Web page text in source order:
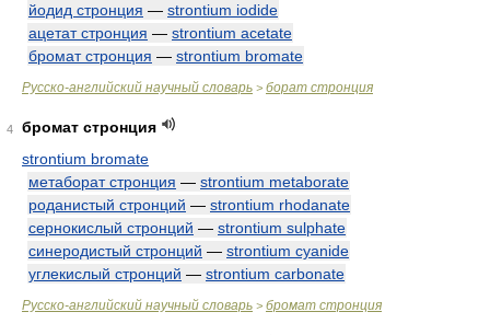
йодид стронция — strontium iodide
ацетат стронция — strontium acetate
бромат стронция — strontium bromate
Русско-английский научный словарь > борат стронция
4
бромат стронция
strontium bromate
метаборат стронция — strontium metaborate
роданистый стронций — strontium rhodanate
сернокислый стронций — strontium sulphate
синеродистый стронций — strontium cyanide
углекислый стронций — strontium carbonate
Русско-английский научный словарь > бромат стронция